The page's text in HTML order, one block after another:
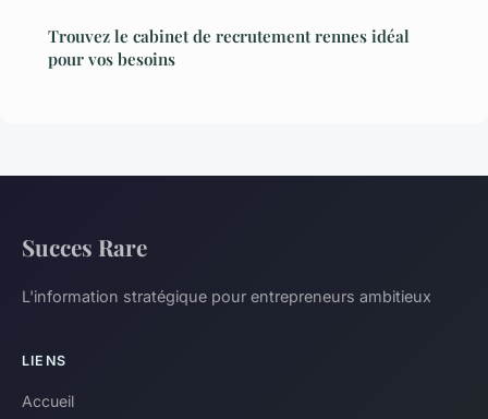
Trouvez le cabinet de recrutement rennes idéal
pour vos besoins
Succes Rare
L'information stratégique pour entrepreneurs ambitieux
LIENS
Accueil